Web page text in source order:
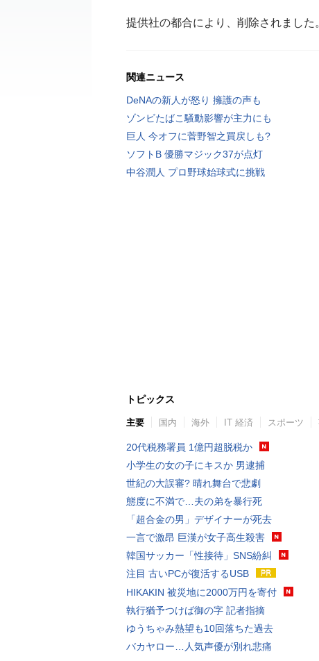
提供社の都合により、削除されました
関連ニュース
DeNAの新人が怒り 擁護の声も
ゾンビたばこ騒動影響が主力にも
巨人 今オフに菅野智之買戻しも?
ソフトB 優勝マジック37が点灯
中谷潤人 プロ野球始球式に挑戦
トピックス
主要 国内 海外 IT 経済 スポーツ
20代税務署員 1億円超脱税か
小学生の女の子にキスか 男逮捕
世紀の大誤審? 晴れ舞台で悲劇
態度に不満で…夫の弟を暴行死
「超合金の男」デザイナーが死去
一言で激昂 巨漢が女子高生殺害
韓国サッカー「性接待」SNS紛糾
注目 古いPCが復活するUSB
HIKAKIN 被災地に2000万円を寄付
執行猶予つけば御の字 記者指摘
ゆうちゃみ熱望も10回落ちた過去
バカヤロー…人気声優が別れ悲痛